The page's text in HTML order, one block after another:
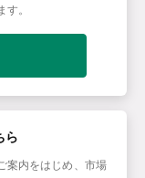
。
ら
案内をはじめ、市場